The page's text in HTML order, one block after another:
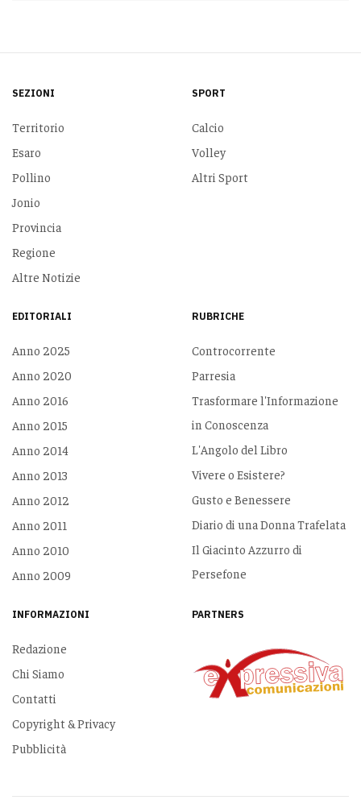
SEZIONI
Territorio
Esaro
Pollino
Jonio
Provincia
Regione
Altre Notizie
SPORT
Calcio
Volley
Altri Sport
EDITORIALI
Anno 2025
Anno 2020
Anno 2016
Anno 2015
Anno 2014
Anno 2013
Anno 2012
Anno 2011
Anno 2010
Anno 2009
RUBRICHE
Controcorrente
Parresia
Trasformare l'Informazione
in Conoscenza
L'Angolo del Libro
Vivere o Esistere?
Gusto e Benessere
Diario di una Donna Trafelata
Il Giacinto Azzurro di
Persefone
INFORMAZIONI
Redazione
Chi Siamo
Contatti
Copyright & Privacy
Pubblicità
PARTNERS